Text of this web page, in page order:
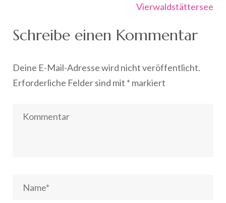
Vierwaldstättersee
Schreibe einen Kommentar
Deine E-Mail-Adresse wird nicht veröffentlicht.
Erforderliche Felder sind mit * markiert